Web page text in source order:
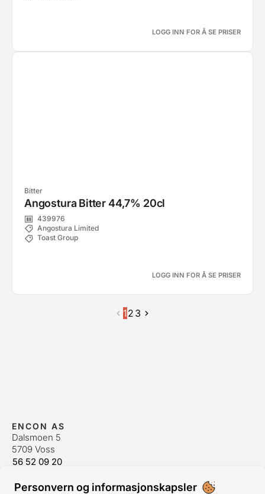
Personvern og informasjonskapsler
LOGG INN FOR Å SE PRISER
Bitter
Angostura Bitter 44,7% 20cl
439976
Angostura Limited
Toast Group
LOGG INN FOR Å SE PRISER
12 3
ENCON AS
Dalsmoen 5
5709 Voss
56 52 09 20